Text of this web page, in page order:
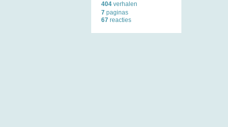
404 verhalen
7 paginas
67 reacties